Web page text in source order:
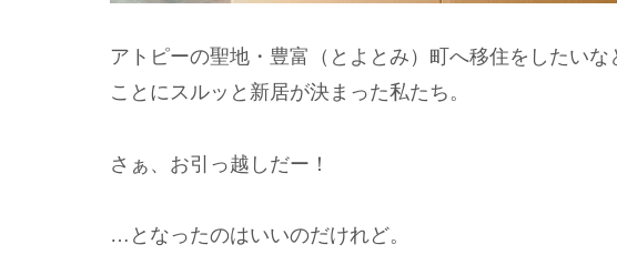
アトピーの聖地・豊富（とよとみ）町へ移住をしたい
ことにスルッと新居が決まった私たち。
さぁ、お引っ越しだー！
…となったのはいいのだけれど。